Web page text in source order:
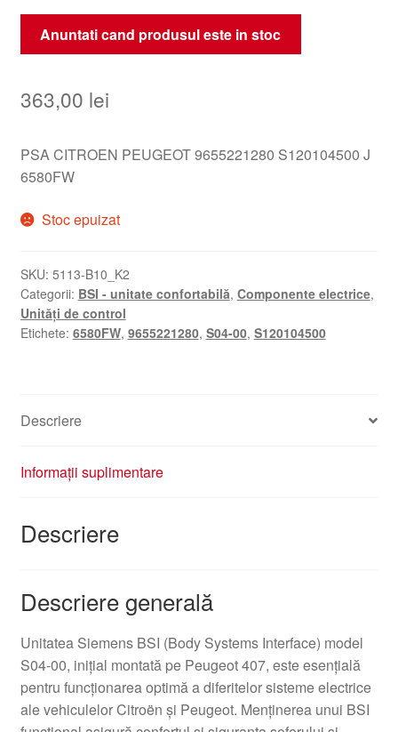
Anuntati cand produsul este in stoc
363,00 lei
PSA CITROEN PEUGEOT 9655221280 S120104500 J
6580FW
Stoc epuizat
SKU: 5113-B10_K2
Categorii: BSI - unitate confortabilă, Componente electrice,
Unități de control
Etichete: 6580FW, 9655221280, S04-00, S120104500
Descriere
Informații suplimentare
Descriere
Descriere generală
Unitatea Siemens BSI (Body Systems Interface) model
S04-00, iniţial montată pe Peugeot 407, este esenţială
pentru funcţionarea optimă a diferitelor sisteme electrice
ale vehiculelor Citroën şi Peugeot. Menţinerea unui BSI